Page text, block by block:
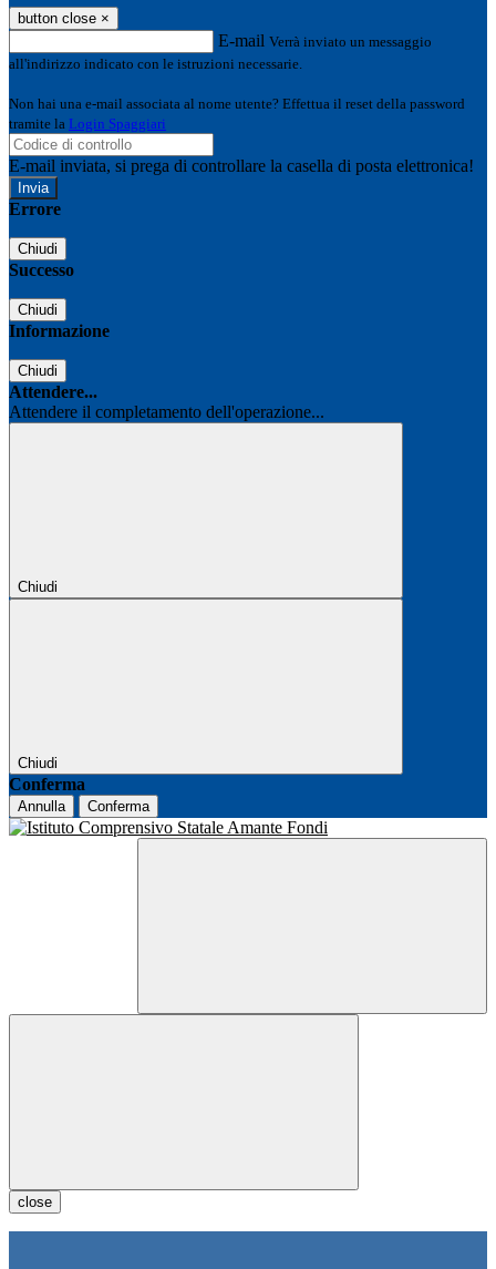
button close ×
E-mail Verrà inviato un messaggio
all'indirizzo indicato con le istruzioni necessarie.
Non hai una e-mail associata al nome utente? Effettua il reset della password
tramite la Login Spaggiari
E-mail inviata, si prega di controllare la casella di posta elettronica!
Errore
Chiudi
Successo
Chiudi
Informazione
Chiudi
Attendere...
Attendere il completamento dell'operazione...
Chiudi
Chiudi
Conferma
Annulla Conferma
close